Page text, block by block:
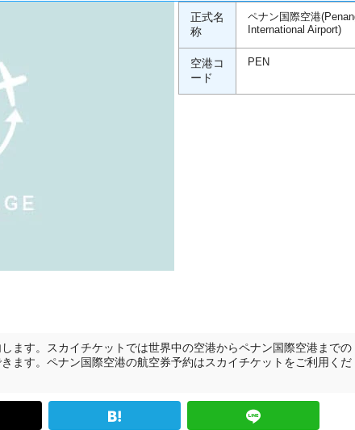
正式名
称
ペナン国際空港
International Airport)
空港コ
ード
PEN
ます。スカイチケットでは世界中の空港からペナン国際空港までの
ます。ペナン国際空港の航空券予約はスカイチケットをご利用くだ